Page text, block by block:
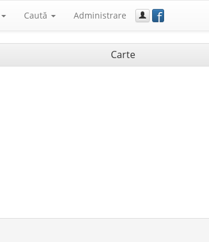
Caută Administrare f
Carte